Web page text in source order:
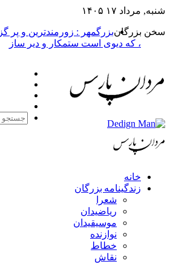
شنبه, مرداد ۱۷ ۱۴۰۵
سخن بزرگانبزرگمهر : زورمندترین و پر
، که دیوی است ستمکار و دیر ساز
خانه
زندگینامه بزرگان
شعرا
ریاضیدان
موسیقیدان
نوازنده
خطاط
نقاش